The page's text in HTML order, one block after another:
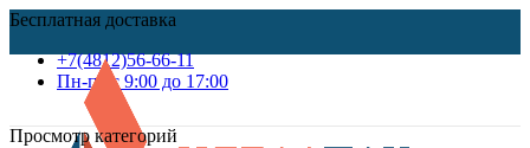
Бесплатная доставка
+7(4812)56-66-11
Пн-пт c 9:00 до 17:00
Просмотр категорий